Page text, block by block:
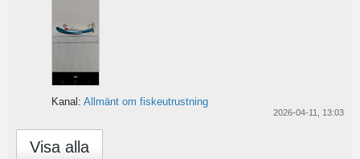
Kanal: Allmänt om fiskeutrustning
2026-04-11, 13:03
Visa alla